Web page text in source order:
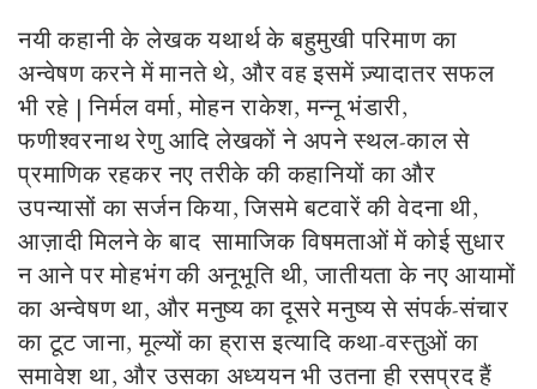
नयी कहानी के लेखक यथार्थ के बहुमुखी परिमाण का
अन्वेषण करने में मानते थे, और वह इसमें ज़्यादातर सफल
भी रहे | निर्मल वर्मा, मोहन राकेश, मन्नू भंडारी,
फणीश्वरनाथ रेणु आदि लेखकों ने अपने स्थल-काल से
प्रमाणिक रहकर नए तरीके की कहानियों का और
उपन्यासों का सर्जन किया, जिसमे बटवारें की वेदना थी,
आज़ादी मिलने के बाद सामाजिक विषमताओं में कोई सुधार
न आने पर मोहभंग की अनूभूति थी, जातीयता के नए आयामों
का अन्वेषण था, और मनुष्य का दूसरे मनुष्य से संपर्क-संचार
का टूट जाना, मूल्यों का ह्रास इत्यादि कथा-वस्तुओं का
समावेश था, और उसका अध्ययन भी उतना ही रसप्रद हैं